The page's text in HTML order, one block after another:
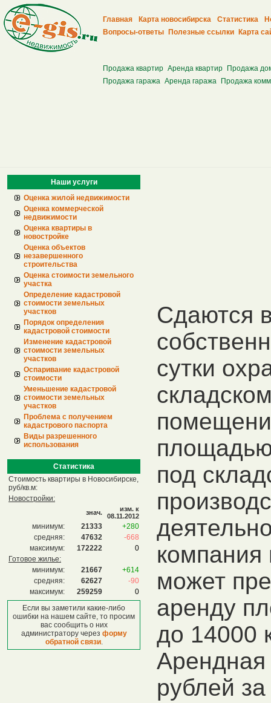
Главная Карта новосибирска Статистика
Вопросы-ответы
Полезные ссылки Карта
Продажа квартир Аренда квартир
Продажа
Продажа гаража Аренда гаража Продажа
Наши услуги
Оценка жилой недвижимости
Оценка коммерческой
недвижимости
Оценка квартиры в
новостройке
Оценка объектов
незавершенного
строительства
Оценка стоимости земельного
участка
Определение кадастровой
стоимости земельных
участков
Порядок определения
кадастровой стоимости
Изменение кадастровой
стоимости земельных
участков
Оспаривание кадастровой
стоимости
Уменьшение кадастровой
стоимости земельных
участков
Проблема с получением
кадастрового паспорта
Виды разрешенного
использования
Статистика
Стоимость квартиры в Новосибирске,
руб/кв.м:
Новостройки:
знач.
изм. к
08.11.2012
минимум: 21333
+280
средняя:
47632
-668
максимум:
172222
0
Готовое жилье:
минимум:
21667
+614
средняя:
62627
-90
максимум:
259259
0
Если вы заметили какие-либо
ошибки на нашем сайте, то просим
вас сообщить о них
администратору через форму
обратной связи.
Сдаются
сутки
под
компания
может
аренду
до 14000
Арендная
рублей